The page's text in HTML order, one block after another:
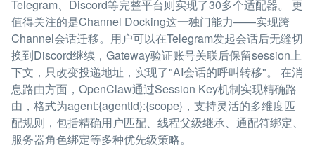
Telegram、Discord等完整平台则实现了30多个适配器。 更
值得关注的是Channel Docking这一独门能力——实现跨
Channel会话迁移。用户可以在Telegram发起会话后无缝切
换到Discord继续，Gateway验证账号关联后保留session上
下文，只改变投递地址，实现了"AI会话的呼叫转移"。 在消
息路由方面，OpenClaw通过Session Key机制实现精确路
由，格式为agent:{agentId}:{scope}，支持灵活的多维度匹
配规则，包括精确用户匹配、线程父级继承、通配符绑定、
服务器角色绑定等多种优先级策略。